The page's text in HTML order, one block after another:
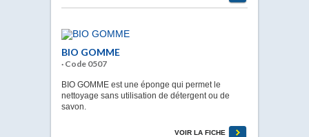
BIO GOMME
· Code 0507
BIO GOMME est une éponge qui permet le
nettoyage sans utilisation de détergent ou de
savon.
VOIR LA FICHE